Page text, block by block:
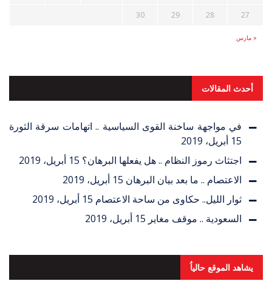
« مارس
27
28
29
30
أحدث المقالات
في مواجهة ساخنة القوى السياسية .. اتهامات سرقة الثورة
15 أبريل، 2019
اجتثاث رموز النظام .. هل يفعلها البرهان؟ 15 أبريل، 2019
الاعتصام .. ما بعد بيان البرهان 15 أبريل، 2019
ثوار الليل.. حكاوى من ساحة الاعتصام 15 أبريل، 2019
السعودية .. موقف مغاير 15 أبريل، 2019
يشاهد الموقع حالياُ